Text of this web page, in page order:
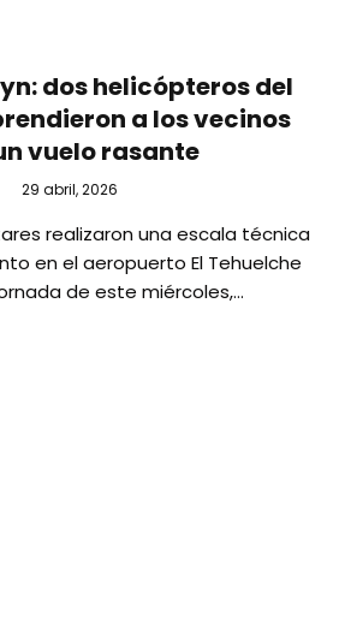
dos helicópteros del
a los vecinos
vuelo rasante
29 abril, 2026
realizaron una escala técnica
en el aeropuerto El Tehuelche
de este miércoles,…